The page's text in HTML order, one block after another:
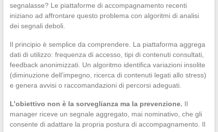
segnalasse? Le piattaforme di accompagnamento recenti
iniziano ad affrontare questo problema con algoritmi di analisi
dei segnali deboli.
Il principio è semplice da comprendere. La piattaforma aggrega
dati di utilizzo: frequenza di accesso, tipi di contenuti consultati,
feedback anonimizzati. Un algoritmo identifica variazioni insolite
(diminuzione dell’impegno, ricerca di contenuti legati allo stress)
e genera avvisi o raccomandazioni di percorsi adeguati.
L’obiettivo non è la sorveglianza ma la prevenzione. Il
manager riceve un segnale aggregato, mai nominativo, che gli
consente di adattare la propria postura di accompagnamento. Il